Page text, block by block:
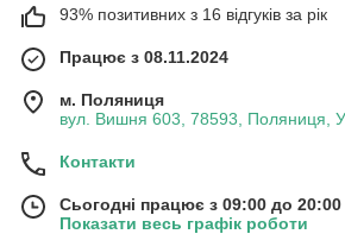
93% позитивних з 16 відгуків за рік
Працює з 08.11.2024
м. Поляниця
вул. Вишня 603, 78593, Поляниця,
Контакти
Сьогодні працює з 09:00 до 20:00
Показати весь графік роботи